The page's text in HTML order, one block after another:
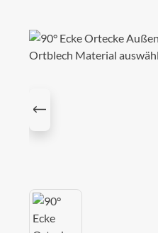
Bildergalerie überspringen